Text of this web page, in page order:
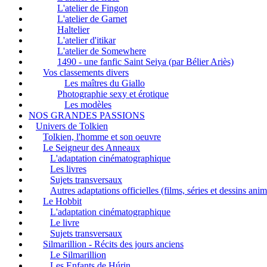
L'atelier de Fingon
L'atelier de Garnet
Haltelier
L'atelier d'itikar
L'atelier de Somewhere
1490 - une fanfic Saint Seiya (par Bélier Ariès)
Vos classements divers
Les maîtres du Giallo
Photographie sexy et érotique
Les modèles
NOS GRANDES PASSIONS
Univers de Tolkien
Tolkien, l'homme et son oeuvre
Le Seigneur des Anneaux
L'adaptation cinématographique
Les livres
Sujets transversaux
Autres adaptations officielles (films, séries et dessins
Le Hobbit
L'adaptation cinématographique
Le livre
Sujets transversaux
Silmarillion - Récits des jours anciens
Le Silmarillion